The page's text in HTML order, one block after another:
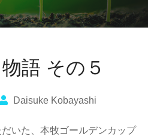
語 その５
Daisuke Kobayashi
いた、本牧ゴールデンカップ